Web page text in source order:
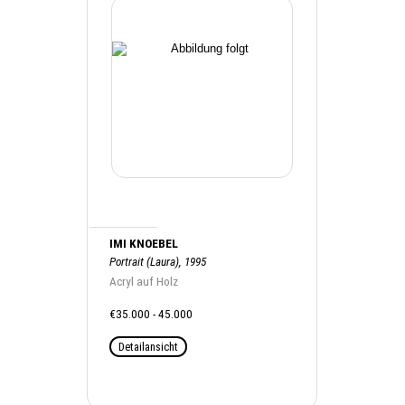
IMI KNOEBEL
Portrait (Laura), 1995
Acryl auf Holz
€35.000 - 45.000
Detailansicht